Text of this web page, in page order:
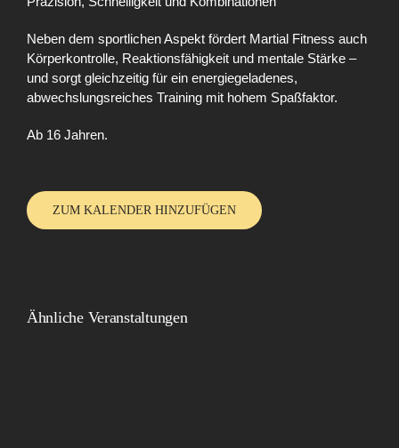
Neben dem sportlichen Aspekt fördert Martial Fitness auch
Körperkontrolle, Reaktionsfähigkeit und mentale Stärke –
und sorgt gleichzeitig für ein energiegeladenes,
abwechslungsreiches Training mit hohem Spaßfaktor.
Ab 16 Jahren.
ZUM KALENDER HINZUFÜGEN
Ähnliche Veranstaltungen